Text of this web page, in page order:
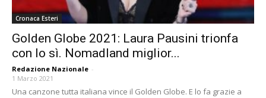
Cronaca Esteri
Golden Globe 2021: Laura Pausini trionfa
con Io sì. Nomadland miglior...
Redazione Nazionale -
1 Marzo 2021
Una canzone tutta italiana vince il Golden Globe. E lo fa grazie a